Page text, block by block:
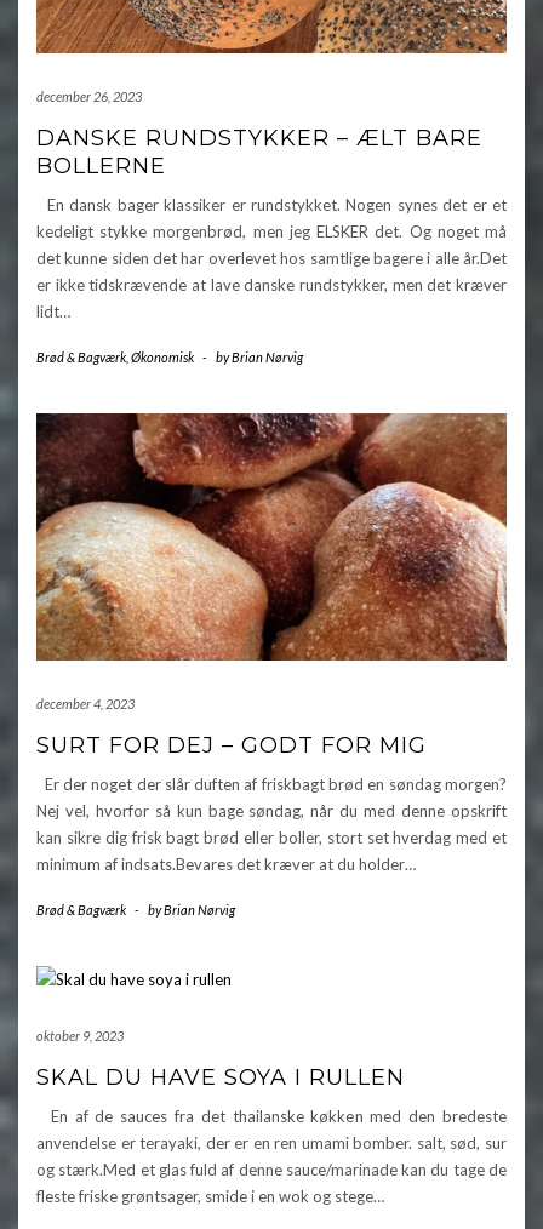
december 26, 2023
DANSKE RUNDSTYKKER – ÆLT BARE
BOLLERNE
En dansk bager klassiker er rundstykket. Nogen synes det er et
kedeligt stykke morgenbrød, men jeg ELSKER det. Og noget må
det kunne siden det har overlevet hos samtlige bagere i alle år.Det
er ikke tidskrævende at lave danske rundstykker, men det kræver
lidt…
Brød & Bagværk Økonomisk - byBrian Nørvig
december 4, 2023
SURT FOR DEJ – GODT FOR MIG
Er der noget der slår duften af friskbagt brød en søndag morgen?
Nej vel, hvorfor så kun bage søndag, når du med denne opskrift
kan sikre dig frisk bagt brød eller boller, stort set hverdag med et
minimum af indsats.Bevares det kræver at du holder…
Brød & Bagværk - byBrian Nørvig
oktober 9, 2023
SKAL DU HAVE SOYA I RULLEN
En af de sauces fra det thailanske køkken med den bredeste
anvendelse er terayaki, der er en ren umami bomber. salt, sød, sur
og stærk.Med et glas fuld af denne sauce/marinade kan du tage de
fleste friske grøntsager, smide i en wok og stege…